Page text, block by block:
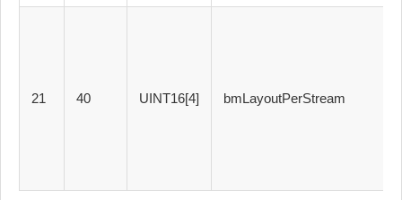
21 40 UINT16[4] bmLayoutPerStream